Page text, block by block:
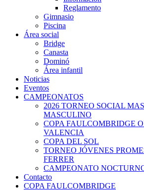
Reglamento
Gimnasio
Piscina
Área social
Bridge
Canasta
Dominó
Área infantil
Noticias
Eventos
CAMPEONATOS
2026 TORNEO SOCIAL
MASCULINO
COPA FAULCOMBRIDGE
VALENCIA
COPA DEL SOL
TORNEO JÓVENES
FERRER
CAMPEONATO
Contacto
COPA FAULCOMBRIDGE